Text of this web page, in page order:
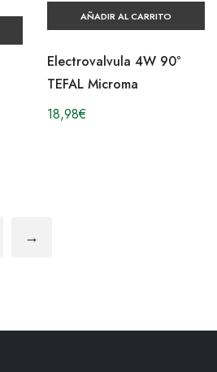
AÑADIR AL CARRITO
Electrovalvula 4W 90°
TEFAL Microma
18,98€
→